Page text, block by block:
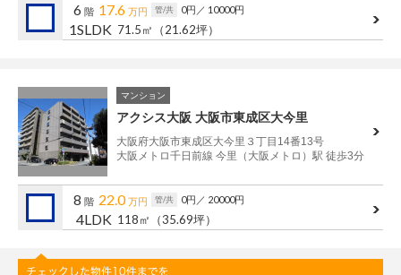
6 階 17.6 万円 管/共 0円 ／ 10000円
1SLDK 71.5㎡ （21.62坪）
マンション
アクシス大阪 大阪市東成区大今里
大阪府大阪市東成区大今里３丁目14番13号
大阪メトロ千日前線 今里（大阪メトロ）駅 徒歩3分
8 階 22.0万円 管/共 0円 ／ 20000円
4LDK 118㎡ （35.69坪）